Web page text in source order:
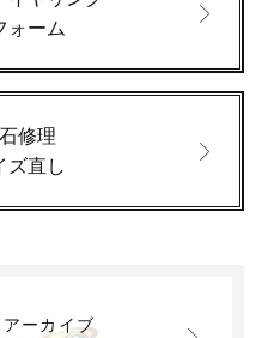
ォーム
修理
ズ直し
ーカイブ